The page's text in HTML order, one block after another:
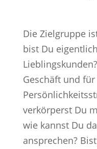
Die Zielgruppe
bist Du
Geschäft und
verkörperst Du
wie kannst Du
ansprechen?